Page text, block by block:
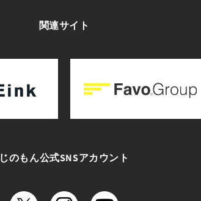
関連サイト
じのもん公式SNSアカウント